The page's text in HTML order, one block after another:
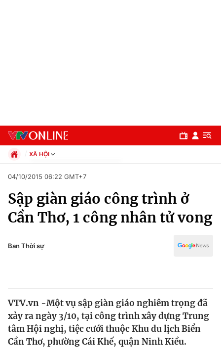
Chuyên mục
Chính trị
Y tế
Thế giới
XÃ HỘI
Xã hội
Pháp luật
Kinh tế
Thể thao
Văn hóa - Giải trí
Giáo dục
04/10/2015 06:22 GMT+7
Sập giàn giáo công trình ở
Cần Thơ, 1 công nhân tử vong
Ban Thời sự
VTV.vn -Một vụ sập giàn giáo nghiêm trọng đã
xảy ra ngày 3/10, tại công trình xây dựng Trung
tâm Hội nghị, tiệc cưới thuộc Khu du lịch Biển
Cần Thơ, phường Cái Khế, quận Ninh Kiều.